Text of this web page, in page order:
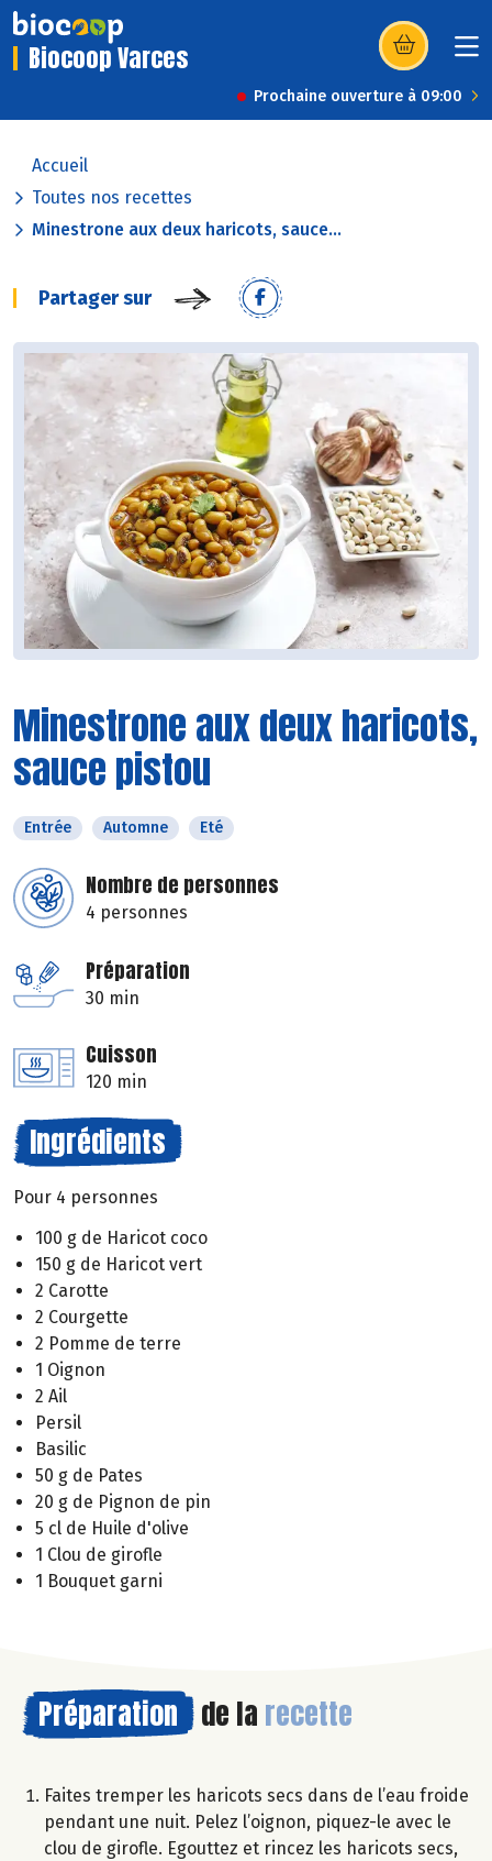
Biocoop Varces (s’ouvre dans
Prochaine ouverture à 09:00
Accueil
Toutes nos recettes
Minestrone aux deux haricots, sauce...
Partager sur
Minestrone aux deux haricots,
sauce pistou
Entrée Automne Eté
Nombre de personnes
4 personnes
Préparation
30 min
Cuisson
120 min
Ingrédients
Pour 4 personnes
100 g de Haricot coco
150 g de Haricot vert
2 Carotte
2 Courgette
2 Pomme de terre
1 Oignon
2 Ail
Persil
Basilic
50 g de Pates
20 g de Pignon de pin
5 cl de Huile d'olive
1 Clou de girofle
1 Bouquet garni
Préparation de la recette
Faites tremper les haricots secs dans de l’eau froide
pendant une nuit. Pelez l’oignon, piquez-le avec le
clou de girofle. Egouttez et rincez les haricots secs,